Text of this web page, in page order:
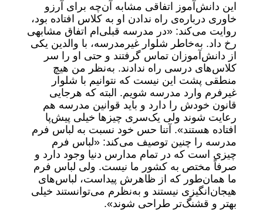
این دانش‌آموز اتفاقی مشابه آن‌چه برای آرزو
خاوری درباره‌ی راه ندادن او به کلاس افتاده بود،
روایت می‌کند: «در مدرسه قبلی‌ام اتفاق مشابهی
رخ داد. به‌خاطر شلوار غیرمدرسه، با والدین یکی
از دانش‌آموزان تماس گرفتند و حتی او را سر
کلاس‌های درسی راه ندادند. به‌نظر من هیچ
منطقی پشت این نیست که نتوانیم با شلوار
غیرفرم وارد مدرسه شویم. البته که هرجایی
قانون خودش را دارد و باید قوانین مدرسه هم
رعایت شوند ولی یک‌سری چیزها خیلی پیش‌پا
افتاده هستند». آتنا حس خود نسبت به لباس فرم
مدرسه را چنین توصیف می‌کند: «لباس فرم
چیزی است که در تمام مدارس دنیا وجود دارد و
صرفاً مختص به کشور ما نیست. ولی لباس‌ فرم
ما همان‌طور که از ظاهرش پیداست، لباس‌های
هیجان‌انگیزی نیستند و به‌نظرم می‌توانستند خیلی
بهتر و قشنگ‌تر طراحی شوند».